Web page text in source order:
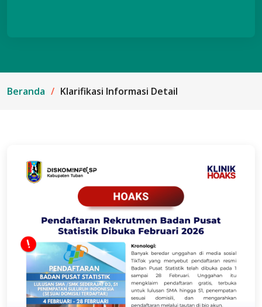
Beranda Klarifikasi Informasi Detail